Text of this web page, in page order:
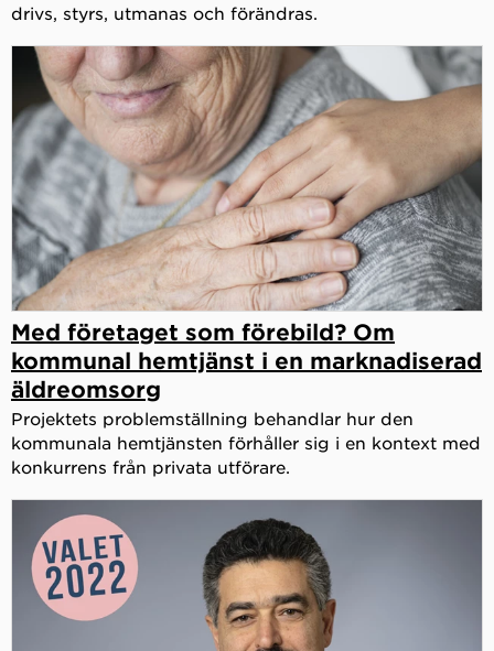
drivs, styrs, utmanas och förändras.
Med företaget som förebild? Om
kommunal hemtjänst i en marknadiserad
äldreomsorg
Projektets problemställning behandlar hur den
kommunala hemtjänsten förhåller sig i en kontext med
konkurrens från privata utförare.